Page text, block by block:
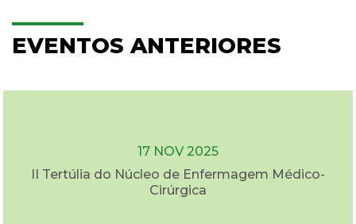
EVENTOS ANTERIORES
17 NOV 2025
II Tertúlia do Núcleo de Enfermagem Médico-
Cirúrgica